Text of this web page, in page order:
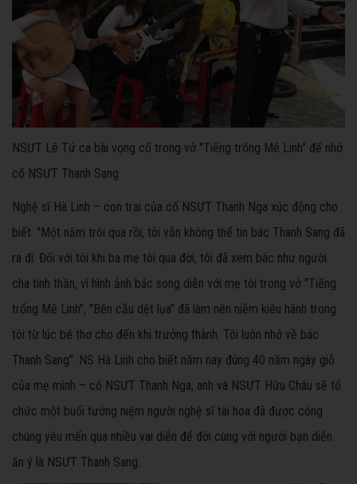
NSƯT Lê Tứ ca bài vọng cổ trong vở "Tiếng trống Mê Linh" để nhớ
cố NSƯT Thanh Sang
Nghệ sĩ Hà Linh – con trai của cố NSƯT Thanh Nga xúc động cho
biết: "Một năm trôi qua rồi, tôi vẫn không thể tin bác Thanh Sang đã
ra đi. Đối với tôi khi ba mẹ tôi qua đời, tôi đã xem bác như người
cha tinh thần, vì hình ảnh bác song diễn với mẹ tôi trong vở "Tiếng
trống Mê Linh", "Bên cầu dệt lụa" đã làm nên niềm kiêu hãnh trong
tôi từ lúc bé thơ cho đến khi trưởng thành. Tôi luôn nhớ về bác
Thanh Sang". NS Hà Linh cho biết năm nay đúng 40 năm ngày giỗ
của mẹ mình – cố NSƯT Thanh Nga, anh và NSƯT Hữu Châu sẽ tổ
chức một buổi tưởng niệm người nghệ sĩ tài hoa đã được công
chúng yêu mến qua nhiều vai diễn để đời cùng với người bạn diễn
ăn ý là NSƯT Thanh Sang.